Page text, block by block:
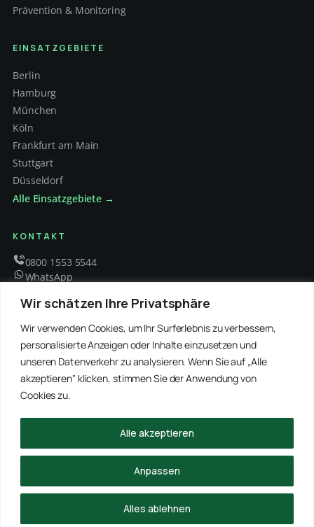
Wir schätzen Ihre Privatsphäre
Wir verwenden Cookies, um Ihr Surferlebnis zu verbessern,
personalisierte Anzeigen oder Inhalte einzusetzen und
unseren Datenverkehr zu analysieren. Wenn Sie auf „Alle
akzeptieren" klicken, stimmen Sie der Anwendung von
Cookies zu.
Anpassen
Alles ablehnen
Alle akzeptieren
Prävention & Monitoring
EINSATZGEBIETE
Berlin
Hamburg
München
Köln
Frankfurt am Main
Stuttgart
Düsseldorf
Alle Einsatzgebiete →
KONTAKT
0800 1553 5544
WhatsApp
Mo – Fr 8 – 18 Uhr
EMPFOHLENE PARTNER
WinRei24 Dienstleistungen
Winterdienst Profi NRW
Winterdienst Niedersachsen
Winterdienst Hansa
Winterdienst Freitag
© 2026 Schädlingsbekämpfung Kraft · Alle Rechte vorbehalten